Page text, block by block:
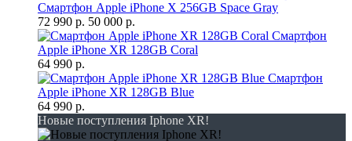
Смартфон Apple iPhone X 256GB Space Gray
72 990 р. 50 000 р.
Смартфон
Apple iPhone XR 128GB Coral
64 990 р.
Смартфон
Apple iPhone XR 128GB Blue
64 990 р.
Новые поступления Iphone XR!